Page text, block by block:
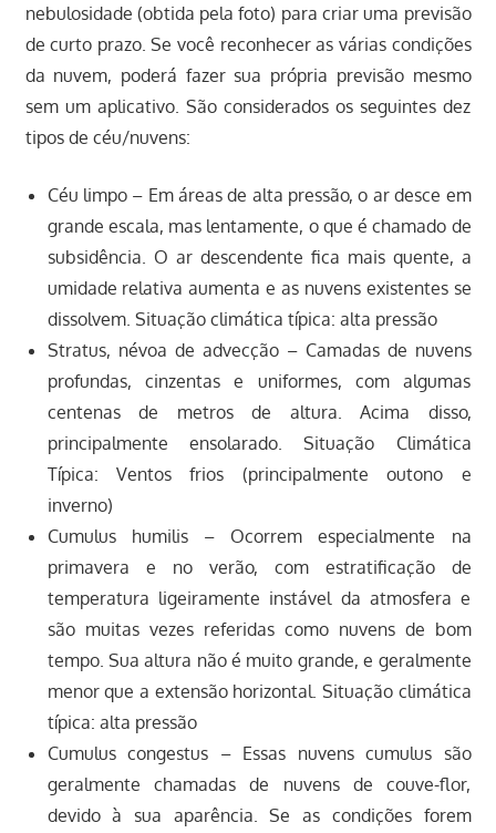
nebulosidade (obtida pela foto) para criar uma previsão
de curto prazo. Se você reconhecer as várias condições
da nuvem, poderá fazer sua própria previsão mesmo
sem um aplicativo. São considerados os seguintes dez
tipos de céu/nuvens:
Céu limpo – Em áreas de alta pressão, o ar desce em
grande escala, mas lentamente, o que é chamado de
subsidência. O ar descendente fica mais quente, a
umidade relativa aumenta e as nuvens existentes se
dissolvem. Situação climática típica: alta pressão
Stratus, névoa de advecção – Camadas de nuvens
profundas, cinzentas e uniformes, com algumas
centenas de metros de altura. Acima disso,
principalmente ensolarado. Situação Climática
Típica: Ventos frios (principalmente outono e
inverno)
Cumulus humilis – Ocorrem especialmente na
primavera e no verão, com estratificação de
temperatura ligeiramente instável da atmosfera e
são muitas vezes referidas como nuvens de bom
tempo. Sua altura não é muito grande, e geralmente
menor que a extensão horizontal. Situação climática
típica: alta pressão
Cumulus congestus – Essas nuvens cumulus são
geralmente chamadas de nuvens de couve-flor,
devido à sua aparência. Se as condições forem